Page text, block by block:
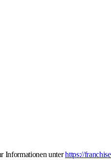
Informationen unterhttps://